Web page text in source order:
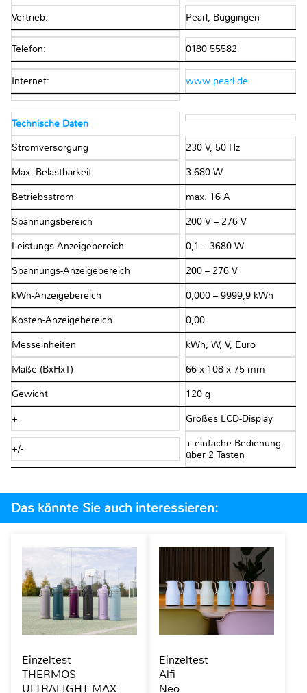
Vertrieb: Pearl, Buggingen
Telefon: 0180 55582
Internet: www.pearl.de
Technische Daten
Stromversorgung 230 V, 50 Hz
Max. Belastbarkeit 3.680 W
Betriebsstrom max. 16 A
Spannungsbereich 200 V – 276 V
Leistungs-Anzeigebereich 0,1 – 3680 W
Spannungs-Anzeigebereich 200 – 276 V
kWh-Anzeigebereich 0,000 – 9999,9 kWh
Kosten-Anzeigebereich 0,00
Messeinheiten kWh, W, V, Euro
Maße (BxHxT) 66 x 108 x 75 mm
Gewicht 120 g
+ Großes LCD-Display
+/-
+ einfache Bedienung
über 2 Tasten
Das könnte Sie auch interessieren:
Einzeltest
THERMOS
ULTRALIGHT MAX
Einzeltest
Alfi
Neo